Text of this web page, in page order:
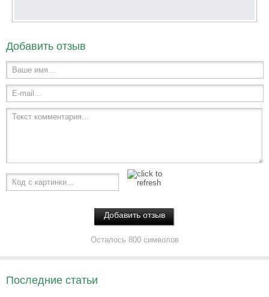
Добавить отзыв
Ваше имя...
E-mail...
Текст комментария...
Код с картинки...
Осталось 800 символов
Последние статьи